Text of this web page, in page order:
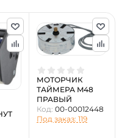
МОТОРЧИК
ТАЙМЕРА M48
ПРАВЫЙ
Код: 00-00012448
Под заказ: 119